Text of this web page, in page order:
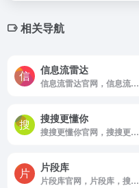
相关导航
信息流雷达
信息流雷达官网，信息流雷达是为广告主，媒体，运营优化师，营销商务提供一站式信息流广告解决方案的工具，通过分析广告热度，广告排行，媒体排行，竞品广告动态等，帮助您快速有效优化广告投放，及时了解广告市场动态，提升工作效率
搜搜更懂你
搜搜更懂你官网，搜搜更懂你
片段库
片段库官网，片段库，搜罗全网视频片段，ChatGPT推荐。